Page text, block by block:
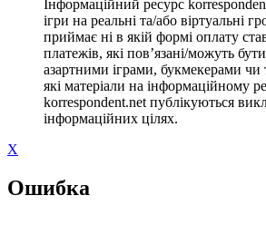
Інформаційний ресурс
ігри на реальні та/або віртуальні
приймає ні в якій формі оплату
платежів, які пов’язані/можуть
азартними іграми, букмекерами чи
які матеріали на інформаційному
korrespondent.net публікуються
інформаційних цілях.
X
Ошибка